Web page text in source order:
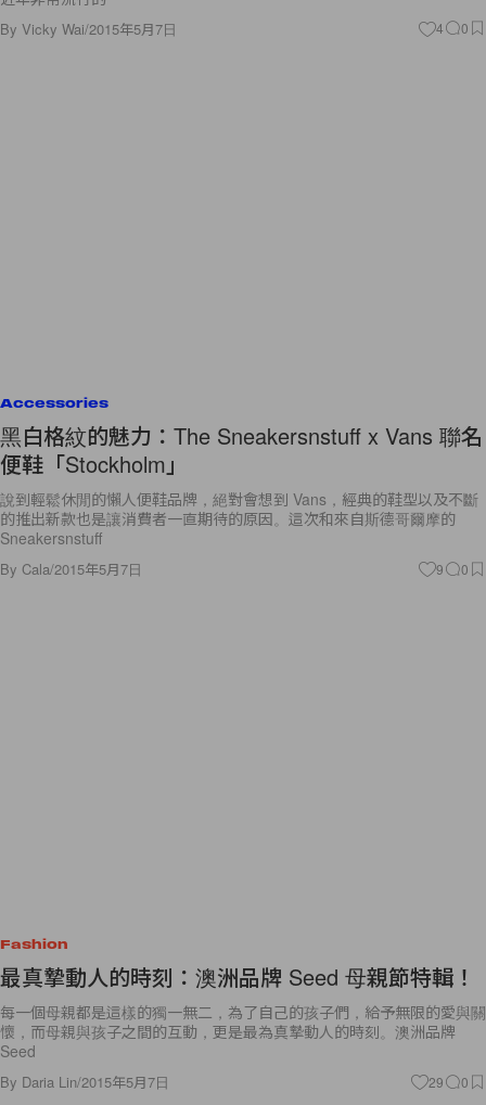
By Vicky Wai/2015年5月7日 4 0
Accessories
黑白格紋的魅力：The Sneakersnstuff x Vans 聯名
便鞋「Stockholm」
說到輕鬆休閒的懶人便鞋品牌，絕對會想到 Vans，經典的鞋型以及不斷
的推出新款也是讓消費者一直期待的原因。這次和來自斯德哥爾摩的
Sneakersnstuff
By Cala/2015年5月7日 9 0
Fashion
最真摯動人的時刻：澳洲品牌 Seed 母親節特輯！
每一個母親都是這樣的獨一無二，為了自己的孩子們，給予無限的愛與關
懷，而母親與孩子之間的互動，更是最為真摯動人的時刻。澳洲品牌
Seed
By Daria Lin/2015年5月7日 29 0